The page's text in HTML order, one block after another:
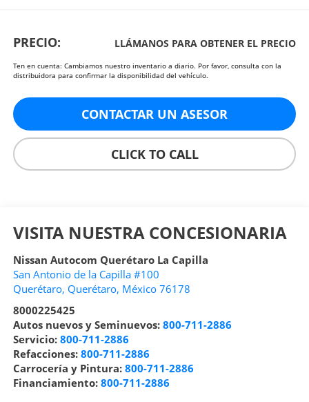
PRECIO: LLÁMANOS PARA OBTENER EL PRECIO
Ten en cuenta: Cambiamos nuestro inventario a diario. Por favor, consulta con la
distribuidora para confirmar la disponibilidad del vehículo.
CONTACTAR UN ASESOR
CLICK TO CALL
VISITA NUESTRA CONCESIONARIA
Nissan Autocom Querétaro La Capilla
San Antonio de la Capilla #100
Querétaro, Querétaro, México 76178
8000225425
Autos nuevos y Seminuevos: 800-711-2886
Servicio: 800-711-2886
Refacciones: 800-711-2886
Carrocería y Pintura: 800-711-2886
Financiamiento: 800-711-2886